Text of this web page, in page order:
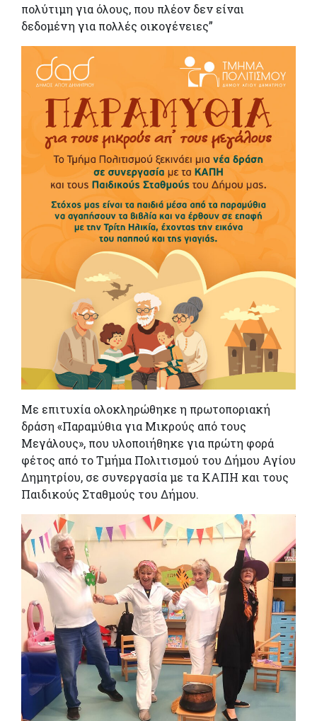
πολύτιμη για όλους, που πλέον δεν είναι
δεδομένη για πολλές οικογένειες”
Με επιτυχία ολοκληρώθηκε η πρωτοποριακή
δράση «Παραμύθια για Μικρούς από τους
Μεγάλους», που υλοποιήθηκε για πρώτη φορά
φέτος από το Τμήμα Πολιτισμού του Δήμου Αγίου
Δημητρίου, σε συνεργασία με τα ΚΑΠΗ και τους
Παιδικούς Σταθμούς του Δήμου.